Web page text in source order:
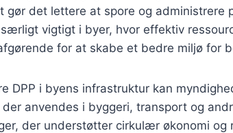
gør det lettere at spore og administrere
vigtigt i byer, hvor effektiv
for at skabe et bedre miljø for
DPP i byens infrastruktur kan
anvendes i byggeri, transport og
der understøtter cirkulær økonomi og